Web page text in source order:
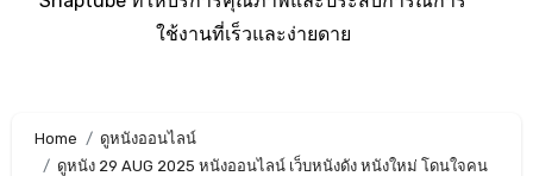
ใช้งานที่เร็วและง่ายดาย
Home
ดูหนังออนไลน์
ดูหนัง 29 AUG 2025 หนังออนไลน์ เว็บหนังดัง หนังใหม่ โดนใจคน